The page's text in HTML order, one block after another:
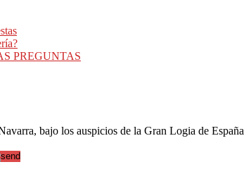
PREGUNTAS
bajo los auspicios de la Gran Logia de España